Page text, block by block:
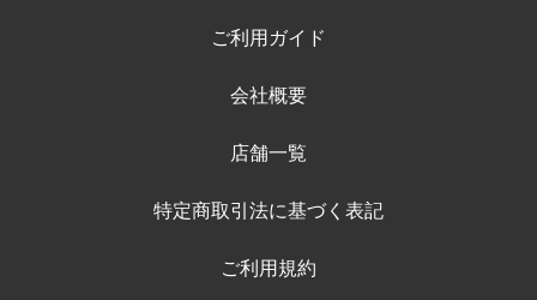
ご利用ガイド
会社概要
店舗一覧
特定商取引法に基づく表記
ご利用規約